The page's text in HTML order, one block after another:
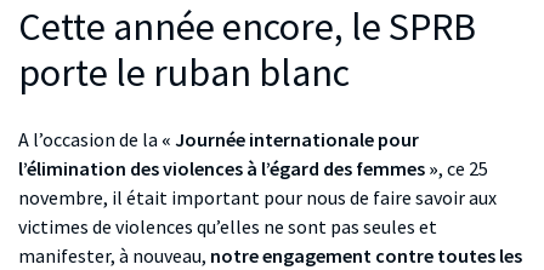
Cette année encore, le SPRB
porte le ruban blanc
A l’occasion de la « Journée internationale pour
l’élimination des violences à l’égard des femmes », ce 25
novembre, il était important pour nous de faire savoir aux
victimes de violences qu’elles ne sont pas seules et
manifester, à nouveau, notre engagement contre toutes les